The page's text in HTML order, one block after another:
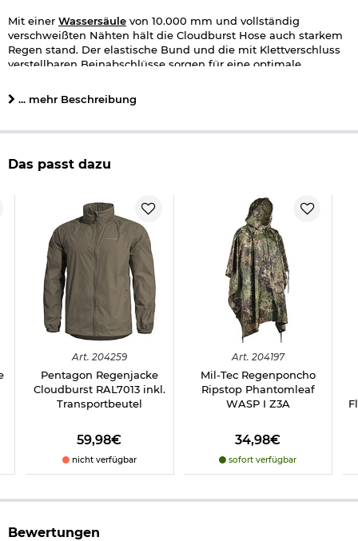
Mit einer Wassersäule von 10.000 mm und vollständig
verschweißten Nähten hält die Cloudburst Hose auch starkem
Regen stand. Der elastische Bund und die mit Klettverschluss
verstellbaren Beinabschlüsse sorgen für eine optimale
für Komfort selbst bei intensiver Aktivität sorgt.
reflektierende Details für bessere Sichtbarkeit bei schlechten
die Cloudburst Regenhose von Pentagon bietet zuverlässigen
Schutz und ist die perfekte Ergänzung für jedes Outdoor-
Abenteuer.
Lieferumfang:
Pentagon Regenhose Cloudburst RAL7013
Transportbeutel RAL7013
Details zu Pentagon Regenhose Cloudburst:
10.000 mm wasserfest
verschweißte Näthe
reflektierende Details für bessere Sichtbarkeit
Beinabschluss mit Klettverschluss
Packmaß: ca. 8 x 8 x 12 cm
Material: 100% Nylon-Ripstop-Gewebe
Marke: Pentagon
Herstellerinformationen
... mehr Beschreibung
Das passt dazu
Art. 204259
Pentagon Regenjacke
Cloudburst RAL7013 inkl.
Transportbeutel
59,98€
nicht verfügbar
Art. 204197
Mil-Tec Regenponcho
Ripstop Phantomleaf
WASP I Z3A
34,98€
sofort verfügbar
Bewertungen